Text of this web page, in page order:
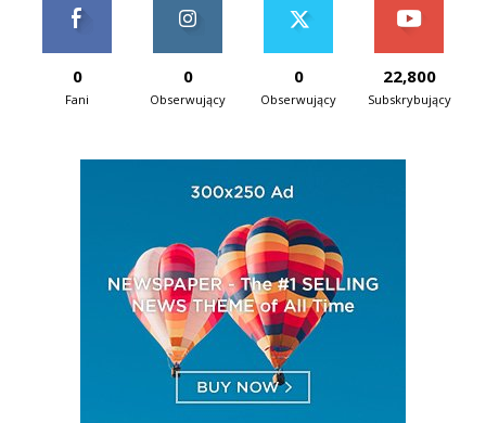
0
Fani
0
Obserwujący
0
Obserwujący
22,800
Subskrybujący